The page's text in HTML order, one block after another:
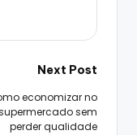
Next Post
economizar no
sem
perder qualidade